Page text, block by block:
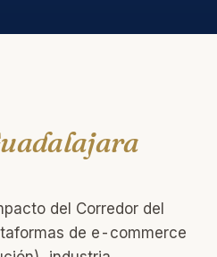
del Corredor del
de e-commerce